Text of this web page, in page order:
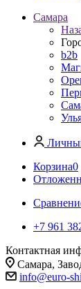
Самара
b2b
Корзина0
+7 961
Контактная
Самара,
info@euro-